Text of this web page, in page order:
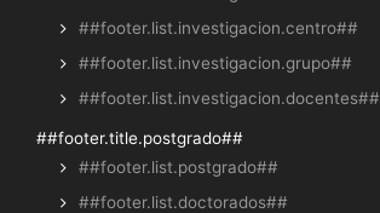
##footer.list.investigacion.centro##
##footer.list.investigacion.grupo##
##footer.list.investigacion.docentes##
##footer.title.postgrado##
##footer.list.postgrado##
##footer.list.doctorados##